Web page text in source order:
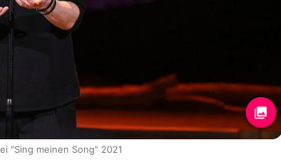
"Sing meinen Song" 2021